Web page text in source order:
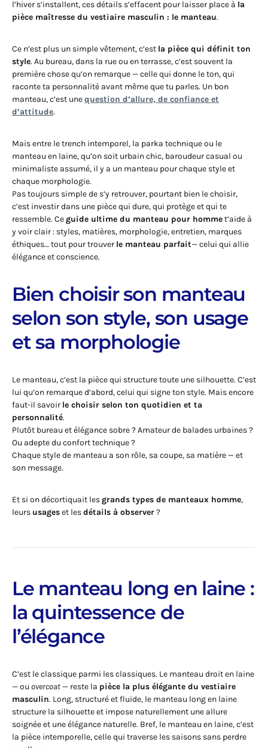
l’hiver s’installent, ces détails s’effacent pour laisser place à la
pièce maîtresse du vestiaire masculin : le manteau.
Ce n’est plus un simple vêtement, c’est la pièce qui définit ton
style. Au bureau, dans la rue ou en terrasse, c’est souvent la
première chose qu’on remarque — celle qui donne le ton, qui
raconte ta personnalité avant même que tu parles. Un bon
manteau, c’est unequestion d’allure, de confiance et
d’attitude.
Mais entre le trench intemporel, la parka technique ou le
manteau en laine, qu’on soit urbain chic, baroudeur casual ou
minimaliste assumé, il y a un manteau pour chaque style et
chaque morphologie.
Pas toujours simple de s’y retrouver, pourtant bien le choisir,
c’est investir dans une pièce qui dure, qui protège et qui te
ressemble. Ceguide ultime du manteau pour hommet’aide à
y voir clair : styles, matières, morphologie, entretien, marques
éthiques… tout pour trouver le manteau parfait— celui qui allie
élégance et conscience.
Bien choisir son manteau
selon son style, son usage
et sa morphologie
Le manteau, c’est la pièce qui structure toute une silhouette. C’est
lui qu’on remarque d’abord, celui qui signe ton style. Mais encore
faut-il savoir le choisir selon ton quotidien et ta
personnalité.
Plutôt bureau et élégance sobre ? Amateur de balades urbaines ?
Ou adepte du confort technique ?
Chaque style de manteau a son rôle, sa coupe, sa matière — et
son message.
Et si on décortiquait lesgrands types de manteaux homme,
leurs usageset lesdétails à observer?
Le manteau long en laine :
la quintessence de
l’élégance
C’est le classique parmi les classiques. Le manteau droit en laine
— ou overcoat— reste la pièce la plus élégante du vestiaire
masculin. Long, structuré et fluide, le manteau long en laine
structure la silhouette et impose naturellement une allure
soignée et une élégance naturelle. Bref, le manteau en laine, c’est
la pièce intemporelle, celle qui traverse les saisons sans perdre